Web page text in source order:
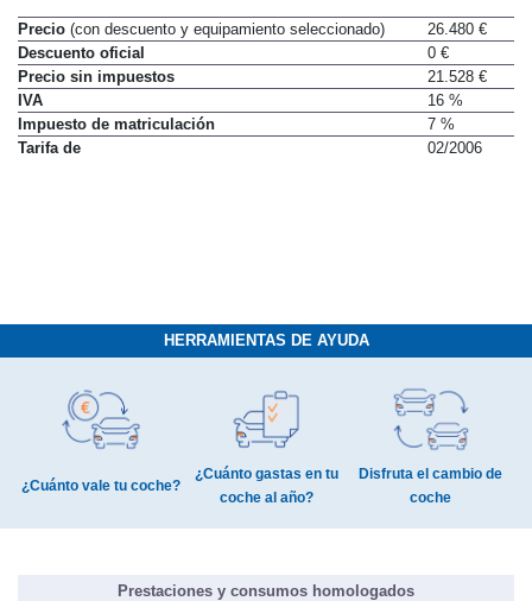
Precio (con descuento y equipamiento seleccionado)
26.480 €
Descuento oficial
0 €
Precio sin impuestos
21.528 €
IVA
16 %
Impuesto de matriculación
7 %
Tarifa de
02/2006
HERRAMIENTAS DE AYUDA
¿Cuánto vale tu coche?
¿Cuánto gastas en tu
coche al año?
Disfruta el cambio de
coche
Prestaciones y consumos homologados